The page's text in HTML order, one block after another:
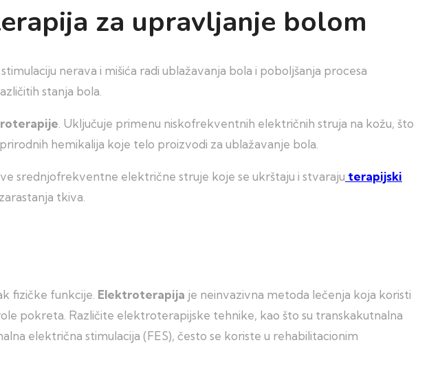
za upravljanje bolom
nerava i mišića radi ublažavanja bola i poboljšanja procesa
stanja bola.
. Uključuje primenu niskofrekventnih električnih struja na kožu, što
hemikalija koje telo proizvodi za ublažavanje bola.
srednjofrekventne električne struje koje se ukrštaju i stvaraju terapijski
tkiva.
fizičke funkcije. Elektroterapija je neinvazivna metoda lečenja koja koristi
pokreta. Različite elektroterapijske tehnike, kao što su transkakutnalna
električna stimulacija (FES), često se koriste u rehabilitacionim